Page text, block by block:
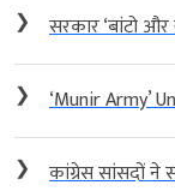
❯ सरकार ‘बांटो और
❯ ‘Munir Army’
❯ कांग्रेस सांसदों ने